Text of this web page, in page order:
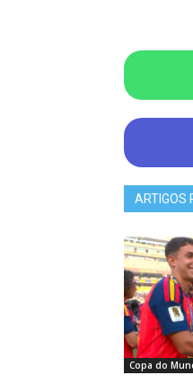
Portugal
RD do
a
Congo,
Caso
ARTIGOS
Copa do